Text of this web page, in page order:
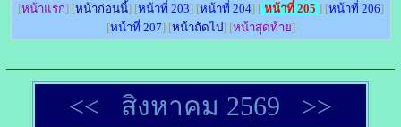
[หน้าแรก] [หน้าก่อนนี้] [หน้าที่ 203] [หน้าที่ 204] [หน้าที่ 205 ] [หน้าที่ 206]
[หน้าที่ 207] [หน้าถัดไป] [หน้าสุดท้าย]